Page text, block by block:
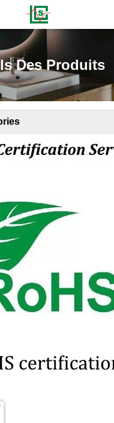
Des Produits